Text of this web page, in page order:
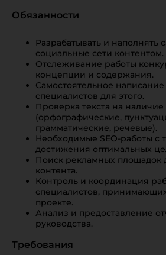
Обязанности
Разрабатывать и наполнять
социальные сети контентом.
Отслеживание работы
концепции и содержания.
Самостоятельное написание
специалистов для этого.
Проверка текста на
(орфографические,
грамматические, речевые).
Необходимые SEO-работы с
достижения оптимальных
Поиск рекламных площадок
контента.
Контроль и координация
специалистов,
проекте.
Анализ и предоставление
руководства.
Требования